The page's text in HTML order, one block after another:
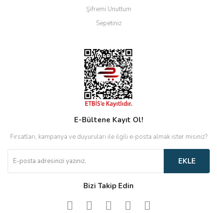
Şifremi Unuttum
Sepetiniz
E-Bültene Kayıt Ol!
Fırsatları, kampanya ve duyuruları ile ilgili e-posta almak ister misiniz?
EKLE
Bizi Takip Edin